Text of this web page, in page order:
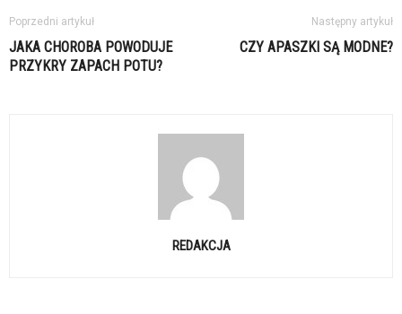
Poprzedni artykuł
JAKA CHOROBA POWODUJE
PRZYKRY ZAPACH POTU?
Następny artykuł
CZY APASZKI SĄ MODNE?
REDAKCJA